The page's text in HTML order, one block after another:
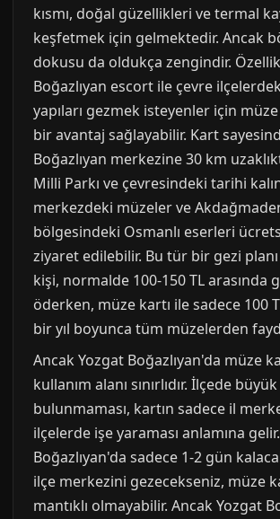
kısmı, doğal güzellikleri ve termal
keşfetmek için gelmektedir. Ancak
dokusu da oldukça zengindir.
Boğazlıyan escort ile çevre
yapıları gezmek isteyenler için
bir avantaj sağlayabilir. Kart
Boğazlıyan merkezine 30 km
Milli Parkı ve çevresindeki tarihi
merkezdeki müzeler ve
bölgesindeki Osmanlı eserleri
ziyaret edilebilir. Bu tür bir gezi
kişi, normalde 100-150 TL arasında
öderken, müze kartı ile sadece 100
bir yıl boyunca tüm müzelerden
Ancak Yozgat Boğazlıyan'da müze
kullanım alanı sınırlıdır. İlçede
bulunmaması, kartın sadece il
ilçelerde işe yaraması anlamına
Boğazlıyan'da sadece 1-2 gün
ilçe merkezini gezecekseniz, müze
mantıklı olmayabilir. Ancak Yozgat